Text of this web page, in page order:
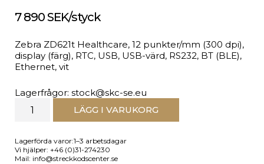
7 890 SEK/styck
Zebra ZD621t Healthcare, 12 punkter/mm (300 dpi),
display (färg), RTC, USB, USB-värd, RS232, BT (BLE),
Ethernet, vit
Lagerfrågor: stock@skc-se.eu
LÄGG I VARUKORG
Lagerförda varor:1–3 arbetsdagar
Vi hjälper: +46 (0)31-274230
Mail: info@streckkodscenter.se